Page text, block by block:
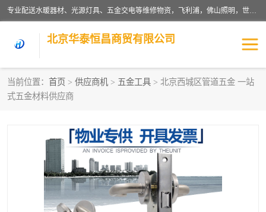
专业配送水暖器材、光源灯具、五金交电等维修物资，飞利浦，佛山照明，世达，博世，九牧，特陶等各产品涉及国内外知名品牌。公司专注与物业、学校、酒店、工厂等单位合作，提供一站式配送服务，降低客户综合成本。依托电子商务改变传统模式，以专业的团队为客户提供24H物资配送到达，货到月结、统一开票，便捷退换等服务，提高了企业的运营效率。
北京华泰恒昌商贸有限公司
当前位置： 首页 > 供应商机 > 五金工具 > 北京西城区管道五金 一站
式五金材料供应商
水暖阀门
涂料辅材